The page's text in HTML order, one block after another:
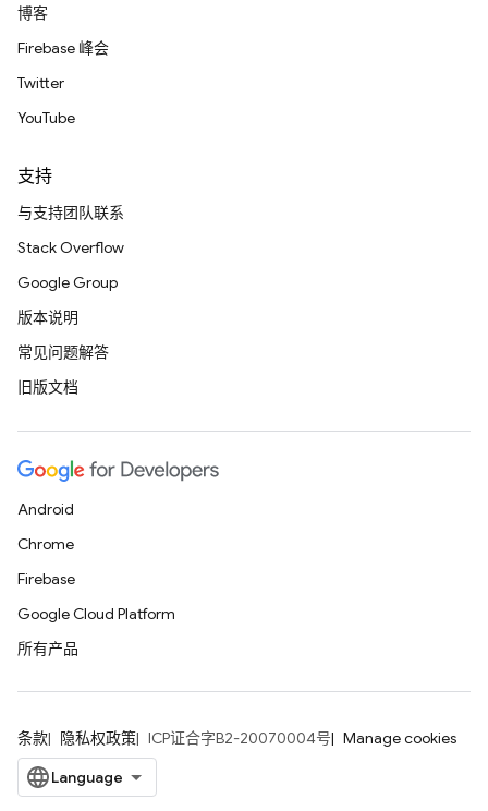
博客
Firebase 峰会
Twitter
YouTube
支持
与支持团队联系
Stack Overflow
Google Group
版本说明
常见问题解答
旧版文档
Android
Chrome
Firebase
Google Cloud Platform
所有产品
条款 隐私权政策 ICP证合字B2-20070004号 Manage cookies